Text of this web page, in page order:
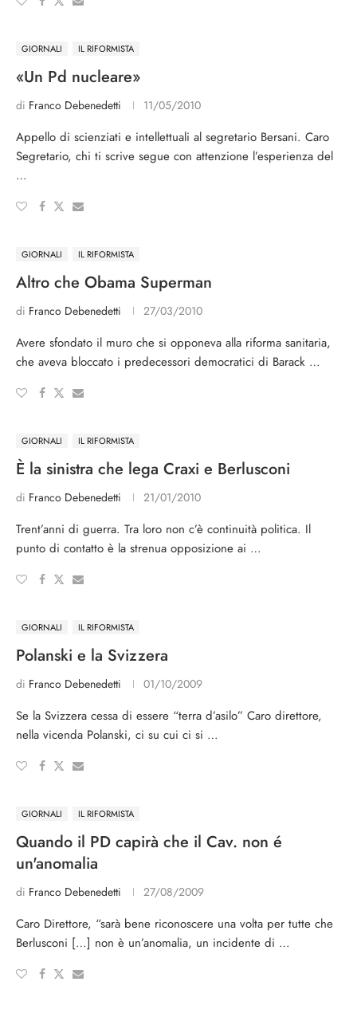
GIORNALI IL RIFORMISTA
«Un Pd nucleare»
di Franco Debenedetti 11/05/2010
Appello di scienziati e intellettuali al segretario Bersani. Caro
Segretario, chi ti scrive segue con attenzione l’esperienza del
…
GIORNALI IL RIFORMISTA
Altro che Obama Superman
di Franco Debenedetti 27/03/2010
Avere sfondato il muro che si opponeva alla riforma sanitaria,
che aveva bloccato i predecessori democratici di Barack …
GIORNALI IL RIFORMISTA
È la sinistra che lega Craxi e Berlusconi
di Franco Debenedetti 21/01/2010
Trent’anni di guerra. Tra loro non c’è continuità politica. Il
punto di contatto è la strenua opposizione ai …
GIORNALI IL RIFORMISTA
Polanski e la Svizzera
di Franco Debenedetti 01/10/2009
Se la Svizzera cessa di essere “terra d’asilo” Caro direttore,
nella vicenda Polanski, ci su cui ci si …
GIORNALI IL RIFORMISTA
Quando il PD capirà che il Cav. non é
un'anomalia
di Franco Debenedetti 27/08/2009
Caro Direttore, “sarà bene riconoscere una volta per tutte che
Berlusconi […] non è un’anomalia, un incidente di …